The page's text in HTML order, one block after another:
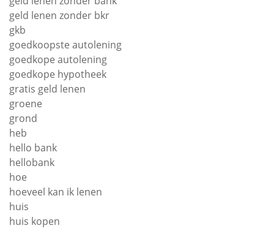
geld lenen zonder bkr
gkb
goedkoopste autolening
goedkope autolening
goedkope hypotheek
gratis geld lenen
groene
grond
heb
hello bank
hellobank
hoe
hoeveel kan ik lenen
huis
huis kopen